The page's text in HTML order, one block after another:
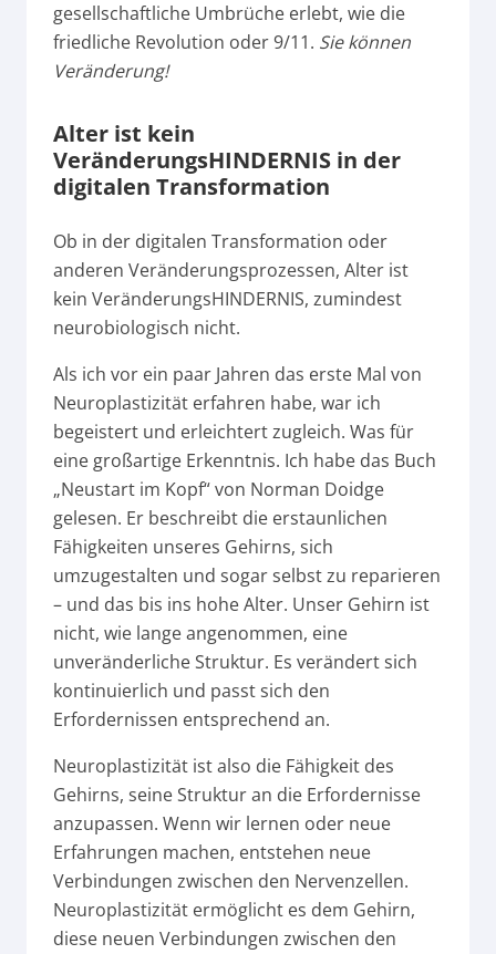
gesellschaftliche Umbrüche erlebt, wie die
friedliche Revolution oder 9/11. Sie können
Veränderung!
Alter ist kein
VeränderungsHINDERNIS in der
digitalen Transformation
Ob in der digitalen Transformation oder
anderen Veränderungsprozessen, Alter ist
kein VeränderungsHINDERNIS, zumindest
neurobiologisch nicht.
Als ich vor ein paar Jahren das erste Mal von
Neuroplastizität erfahren habe, war ich
begeistert und erleichtert zugleich. Was für
eine großartige Erkenntnis. Ich habe das Buch
„Neustart im Kopf“ von Norman Doidge
gelesen. Er beschreibt die erstaunlichen
Fähigkeiten unseres Gehirns, sich
umzugestalten und sogar selbst zu reparieren
– und das bis ins hohe Alter. Unser Gehirn ist
nicht, wie lange angenommen, eine
unveränderliche Struktur. Es verändert sich
kontinuierlich und passt sich den
Erfordernissen entsprechend an.
Neuroplastizität ist also die Fähigkeit des
Gehirns, seine Struktur an die Erfordernisse
anzupassen. Wenn wir lernen oder neue
Erfahrungen machen, entstehen neue
Verbindungen zwischen den Nervenzellen.
Neuroplastizität ermöglicht es dem Gehirn,
diese neuen Verbindungen zwischen den